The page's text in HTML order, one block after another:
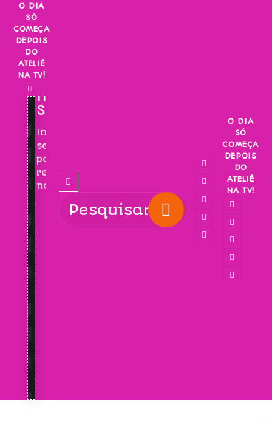
Skip
content
O DIA
SÓ
COMEÇA
DEPOIS
DO
ATELIÊ
NA TV!
INSCREVA-
SE!
Inscreva-
se
para
receber
novidades!
O DIA
SÓ
COMEÇA
DEPOIS
DO
ATELIÊ
NA TV!